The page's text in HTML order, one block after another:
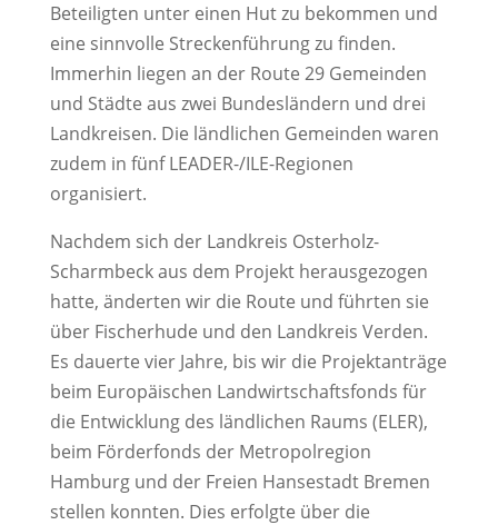
Beteiligten unter einen Hut zu bekommen und
eine sinnvolle Streckenführung zu finden.
Immerhin liegen an der Route 29 Gemeinden
und Städte aus zwei Bundesländern und drei
Landkreisen. Die ländlichen Gemeinden waren
zudem in fünf LEADER-/ILE-Regionen
organisiert.
Nachdem sich der Landkreis Osterholz-
Scharmbeck aus dem Projekt herausgezogen
hatte, änderten wir die Route und führten sie
über Fischerhude und den Landkreis Verden.
Es dauerte vier Jahre, bis wir die Projektanträge
beim Europäischen Landwirtschaftsfonds für
die Entwicklung des ländlichen Raums (ELER),
beim Förderfonds der Metropolregion
Hamburg und der Freien Hansestadt Bremen
stellen konnten. Dies erfolgte über die